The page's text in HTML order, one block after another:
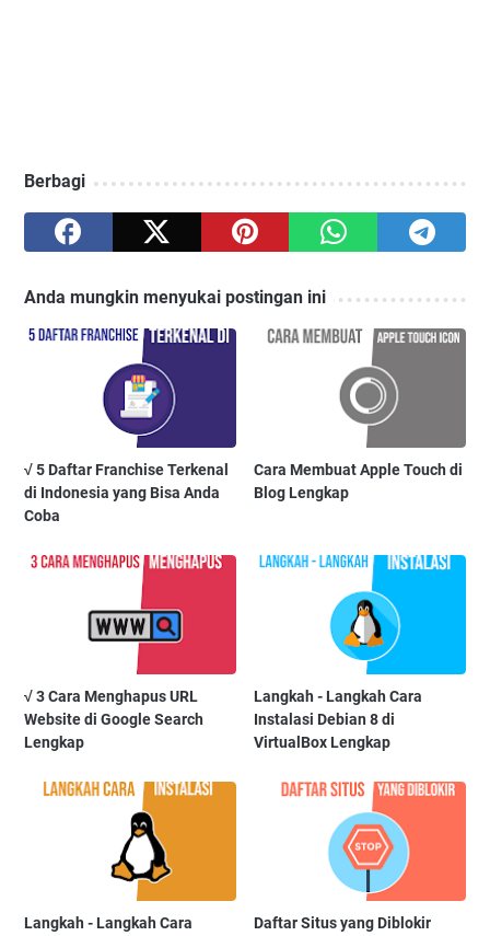
Berbagi
Anda mungkin menyukai postingan ini
√ 5 Daftar Franchise Terkenal
di Indonesia yang Bisa Anda
Coba
Cara Membuat Apple Touch di
Blog Lengkap
√ 3 Cara Menghapus URL
Website di Google Search
Lengkap
Langkah - Langkah Cara
Instalasi Debian 8 di
VirtualBox Lengkap
Langkah - Langkah Cara
Daftar Situs yang Diblokir